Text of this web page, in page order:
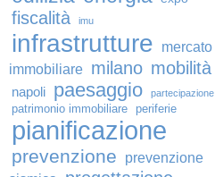
fiscalità imu
infrastrutture
mercato
immobiliare milano mobilità
napoli paesaggio partecipazione
patrimonio immobiliare periferie
pianificazione
prevenzione
prevenzione